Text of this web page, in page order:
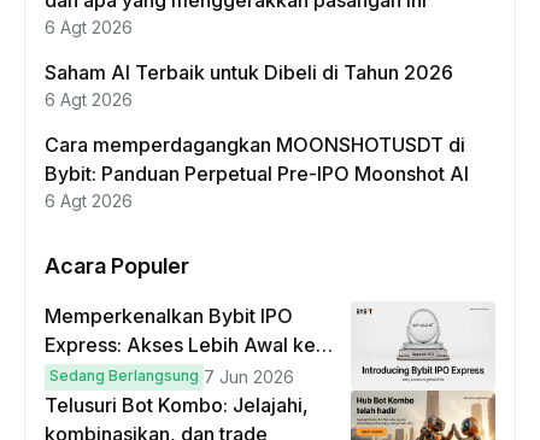
6 Agt 2026
Saham AI Terbaik untuk Dibeli di Tahun 2026
6 Agt 2026
Cara memperdagangkan MOONSHOTUSDT di
Bybit: Panduan Perpetual Pre-IPO Moonshot AI
6 Agt 2026
Acara Populer
Memperkenalkan Bybit IPO
Express: Akses Lebih Awal ke
IPO Global!
Sedang Berlangsung 7 Jun 2026
Telusuri Bot Kombo: Jelajahi,
kombinasikan, dan trade